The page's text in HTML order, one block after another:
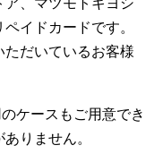
ア、マツモトキヨシ
イドカードです。
だいているお客様
ケースもご用意でき
りません。